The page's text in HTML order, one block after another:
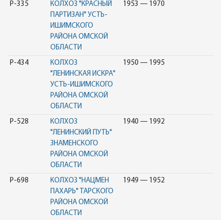
Р-335
КОЛХОЗ "КРАСНЫЙ
ПАРТИЗАН" УСТЬ-
ИШИМСКОГО
РАЙОНА ОМСКОЙ
ОБЛАСТИ
1953 — 1970
Р-434
КОЛХОЗ
"ЛЕНИНСКАЯ ИСКРА"
УСТЬ-ИШИМСКОГО
РАЙОНА ОМСКОЙ
ОБЛАСТИ
1950 — 1995
Р-528
КОЛХОЗ
"ЛЕНИНСКИЙ ПУТЬ"
ЗНАМЕНСКОГО
РАЙОНА ОМСКОЙ
ОБЛАСТИ
1940 — 1992
Р-698
КОЛХОЗ "НАЦМЕН
ПАХАРЬ" ТАРСКОГО
РАЙОНА ОМСКОЙ
ОБЛАСТИ
1949 — 1952